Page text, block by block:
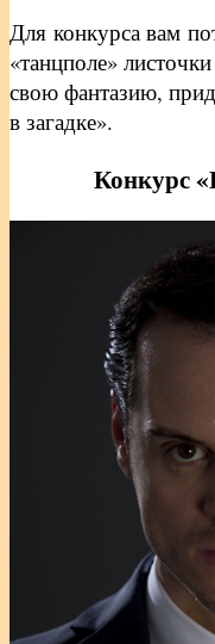
Для конкурса вам
«танцполе»
свою фантазию,
в загадке».
Конкурс